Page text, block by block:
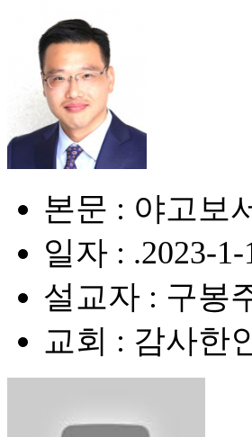
본문 : 야고보
일자 : .2023-1-
설교자 : 구봉
교회 : 감사한